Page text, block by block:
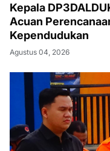
Kepala
Acuan
Kependudukan
Agustus 04, 2026